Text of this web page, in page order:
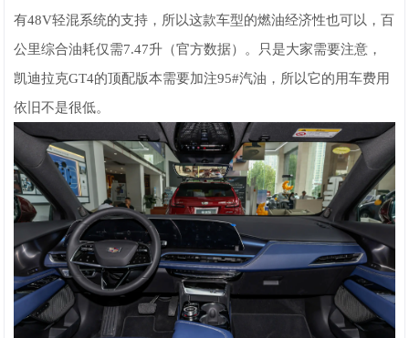
有48V轻混系统的支持，所以这款车型的燃油经济性也可以，百
公里综合油耗仅需7.47升（官方数据）。只是大家需要注意，
凯迪拉克GT4的顶配版本需要加注95#汽油，所以它的用车费用
依旧不是很低。